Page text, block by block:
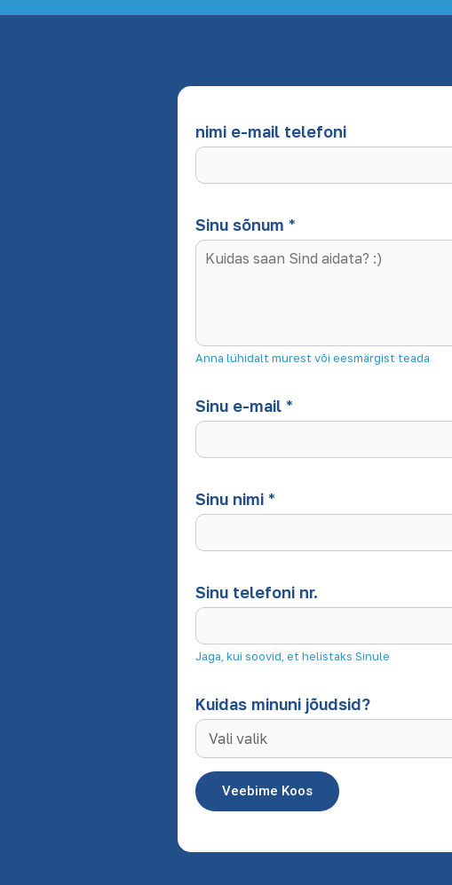
nimi e-mail telefoni
Sinu sõnum *
Anna lühidalt murest või eesmärgist teada
Sinu e-mail *
Sinu nimi *
Sinu telefoni nr.
Jaga, kui soovid, et helistaks Sinule
Kuidas minuni jõudsid?
Veebime Koos